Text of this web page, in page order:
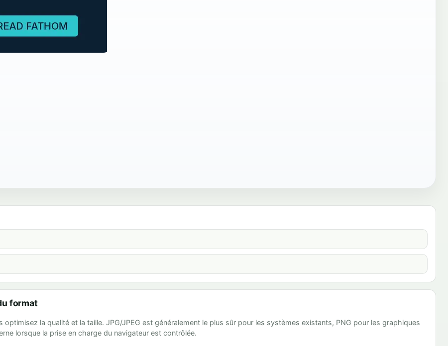
format
la qualité et la taille. JPG/JPEG est généralement le plus sûr pour les systèmes existants, PNG pour les graphiques
lorsque la prise en charge du navigateur est contrôlée.